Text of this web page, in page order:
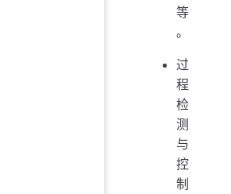
等
。
过
程
检
测
与
控
制